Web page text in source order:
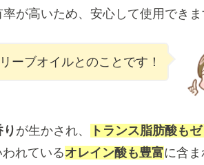
が高いため、安心して使用できま
ーブオイルとのことです！
が生かされ、 トランス脂肪酸もゼ
れているオレイン酸も豊富に含